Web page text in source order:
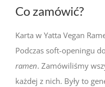
Co zamówić?
Karta w Yatta Vegan
Podczas soft-openingu
ramen. Zamówiliśmy
każdej z nich. Były to